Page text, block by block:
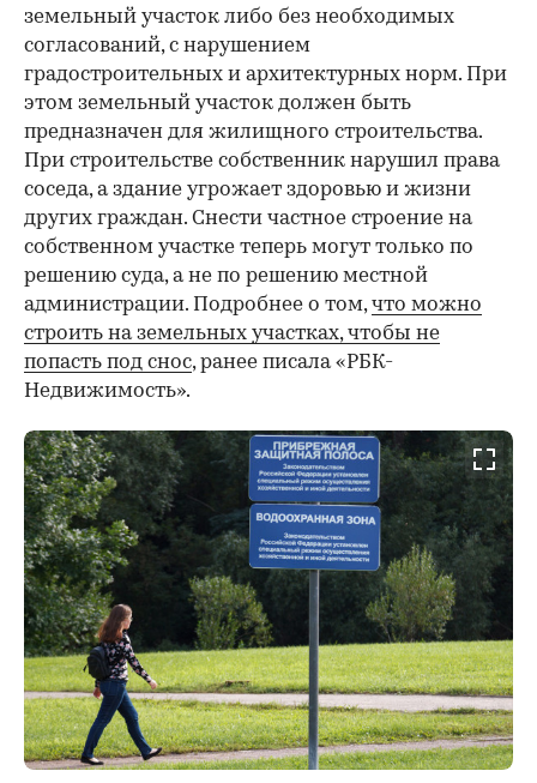
земельный участок либо без необходимых
согласований, с нарушением
градостроительных и архитектурных норм. При
этом земельный участок должен быть
предназначен для жилищного строительства.
При строительстве собственник нарушил права
соседа, а здание угрожает здоровью и жизни
других граждан. Снести частное строение на
собственном участке теперь могут только по
решению суда, а не по решению местной
администрации. Подробнее о том,что можно
строить на земельных участках, чтобы не
попасть под снос, ранее писала «РБК-
Недвижимость».